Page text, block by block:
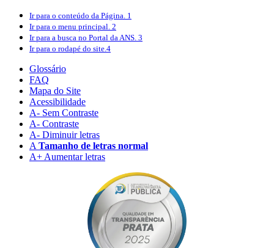
Ir para o conteúdo da Página. 1
Ir para o menu principal. 2
Ir para a busca no Portal da ANS. 3
Ir para o rodapé do site.4
Glossário
FAQ
Mapa do Site
Acessibilidade
A- Sem Contraste
A- Contraste
A- Diminuir letras
A Tamanho de letras normal
A+ Aumentar letras